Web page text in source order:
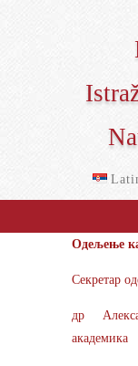
Одељење
Секретар
др
академика